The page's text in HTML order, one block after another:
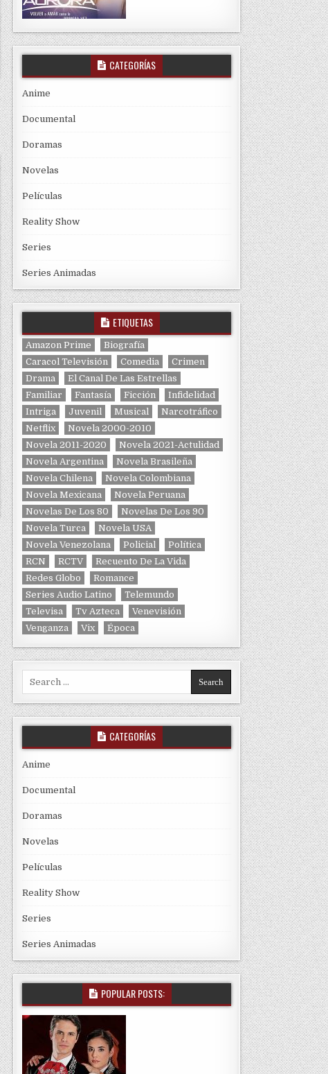
CATEGORÍAS
Anime
Documental
Doramas
Novelas
Películas
Reality Show
Series
Series Animadas
ETIQUETAS
Amazon Prime
Biografía
Caracol Televisión
Comedia
Crimen
Drama
El Canal De Las Estrellas
Familiar
Fantasía Ficción
Infidelidad
Intriga
Juvenil Musical
Narcotráfico
Netflix
Novela 2000-2010
Novela 2011-2020
Novela 2021-Actulidad
Novela Argentina
Novela Brasileña
Novela Chilena
Novela Colombiana
Novela Mexicana
Novela Peruana
Novelas De Los 80
Novelas De Los 90
Novela Turca
Novela USA
Novela Venezolana
Policial
Política
RCN
RCTV
Recuento De La Vida
Redes Globo
Romance
Series Audio Latino
Telemundo
Televisa
Tv Azteca
Venevisión
Venganza
Vix Época
Search for:
CATEGORÍAS
Anime
Documental
Doramas
Novelas
Películas
Reality Show
Series
Series Animadas
POPULAR POSTS: